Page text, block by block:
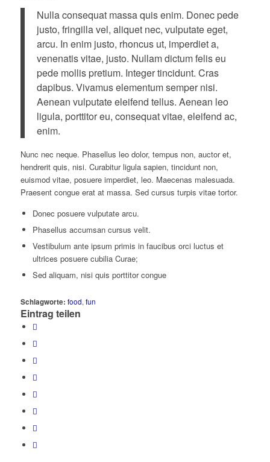
Nulla consequat massa quis enim. Donec pede
justo, fringilla vel, aliquet nec, vulputate eget,
arcu. In enim justo, rhoncus ut, imperdiet a,
venenatis vitae, justo. Nullam dictum felis eu
pede mollis pretium. Integer tincidunt. Cras
dapibus. Vivamus elementum semper nisi.
Aenean vulputate eleifend tellus. Aenean leo
ligula, porttitor eu, consequat vitae, eleifend ac,
enim.
Nunc nec neque. Phasellus leo dolor, tempus non, auctor et,
hendrerit quis, nisi. Curabitur ligula sapien, tincidunt non,
euismod vitae, posuere imperdiet, leo. Maecenas malesuada.
Praesent congue erat at massa. Sed cursus turpis vitae tortor.
Donec posuere vulputate arcu.
Phasellus accumsan cursus velit.
Vestibulum ante ipsum primis in faucibus orci luctus et
ultrices posuere cubilia Curae;
Sed aliquam, nisi quis porttitor congue
Schlagworte: food, fun
Eintrag teilen